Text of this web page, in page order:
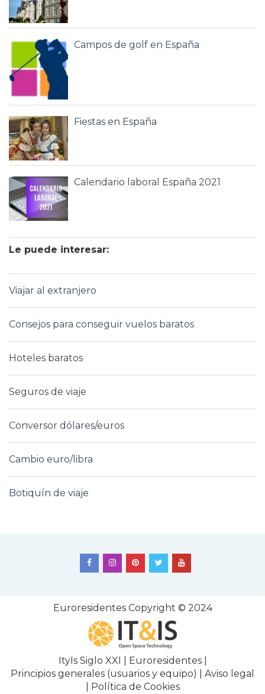
Campos de golf en España
Fiestas en España
Calendario laboral España 2021
Le puede interesar:
Viajar al extranjero
Consejos para conseguir vuelos baratos
Hoteles baratos
Seguros de viaje
Conversor dólares/euros
Cambio euro/libra
Botiquín de viaje
EuroresidentesCopyright © 2024
ItyIs Siglo XXI Euroresidentes|
Principios generales (usuarios y equipo)
Aviso legal
Política de Cookies